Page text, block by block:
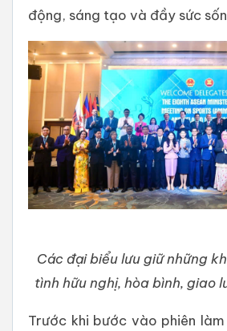
động, sáng tạo và đầy sức
Các đại biểu lưu giữ những
tình hữu nghị, hòa bình, giao
Trước khi bước vào phiên